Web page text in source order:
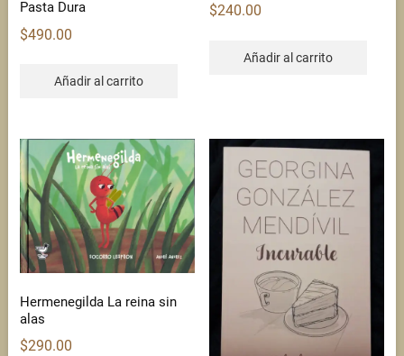
Pasta Dura
$490.00
Añadir al carrito
$240.00
Añadir al carrito
Hermenegilda La reina sin
alas
$290.00